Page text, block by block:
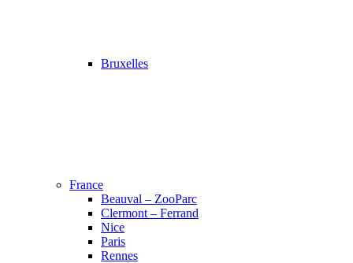
Bruxelles
France
Beauval – ZooParc
Clermont – Ferrand
Nice
Paris
Rennes